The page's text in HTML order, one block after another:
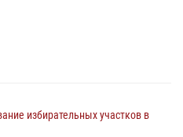
избирательных участков в